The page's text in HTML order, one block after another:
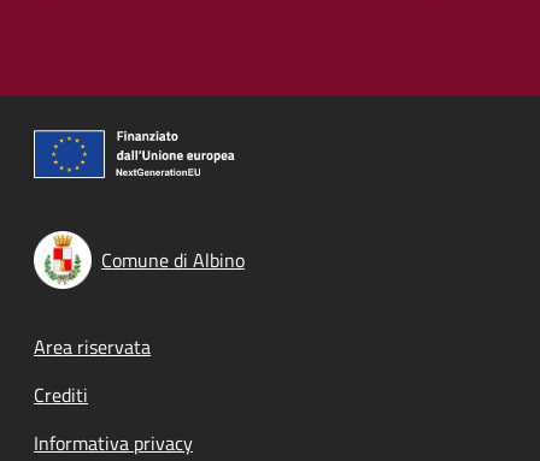
Comune di Albino
Footer menu
Area riservata
Crediti
Informativa privacy